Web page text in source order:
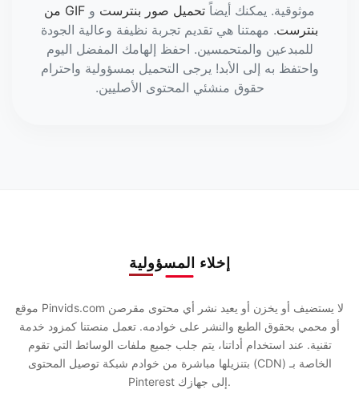
موثوقية. يمكنك أيضاً تحميل صور بنترست و
GIF من
بنترست. مهمتنا هي تقديم تجربة نظيفة وعالية الجودة
للمبدعين والمتحمسين. احفظ إلهامك المفضل اليوم
واحتفظ به إلى الأبد! يرجى التحميل بمسؤولية واحترام
حقوق منشئي المحتوى الأصليين.
إخلاء المسؤولية
موقع Pinvids.com لا يستضيف أو يخزن أو يعيد نشر أي محتوى مقرصن
أو محمي بحقوق الطبع والنشر على خوادمه. تعمل منصتنا كمزود خدمة
تقنية. عند استخدام أداتنا، يتم جلب جميع ملفات الوسائط التي تقوم
بتنزيلها مباشرة من خوادم شبكة توصيل المحتوى (CDN) الخاصة بـ
Pinterest إلى جهازك.